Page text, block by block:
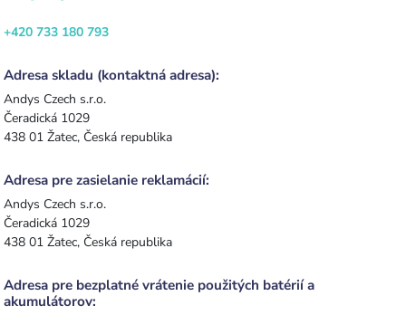
+420 733 180 793
Adresa skladu (kontaktná adresa):
Andys Czech s.r.o.
Čeradická 1029
438 01 Žatec, Česká republika
Adresa pre zasielanie reklamácií:
Andys Czech s.r.o.
Čeradická 1029
438 01 Žatec, Česká republika
Adresa pre bezplatné vrátenie použitých batérií a
akumulátorov: